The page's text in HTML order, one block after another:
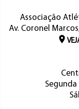
Associação
Av. Coronel